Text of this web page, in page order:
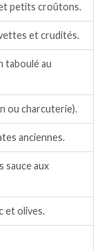
petits croûtons.
et crudités.
taboulé au
ou charcuterie).
anciennes.
sauce aux
et olives.